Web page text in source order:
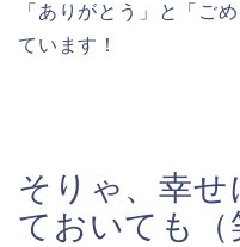
「ありがとう」と「ご
ています！
そりゃ、幸せ
ておいても（